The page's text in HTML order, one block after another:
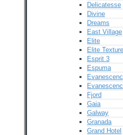
Delicatesse
Divine
Dreams
East Village
Elite
Elite
Esprit 3
Espuma
Fjord
Gaia
Galway
Granada
Grand Hotel